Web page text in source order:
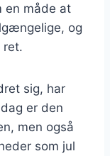
en måde at
og
ret.
sig, har
er den
men også
som jul